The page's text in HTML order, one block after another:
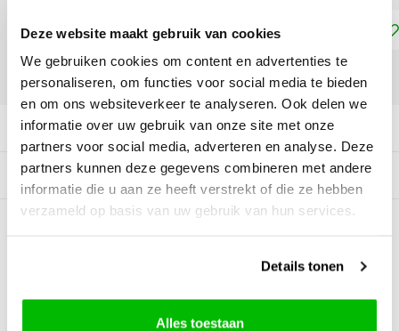
Deze website maakt gebruik van cookies
We gebruiken cookies om content en advertenties te
personaliseren, om functies voor social media te bieden
en om ons websiteverkeer te analyseren. Ook delen we
informatie over uw gebruik van onze site met onze
partners voor social media, adverteren en analyse. Deze
partners kunnen deze gegevens combineren met andere
informatie die u aan ze heeft verstrekt of die ze hebben
verzameld op basis van uw gebruik van hun services.
Details tonen
Alles toestaan
Toevoegen aan winkelwagen
DELEN:
Productomschrijving
Gerelateerde producten